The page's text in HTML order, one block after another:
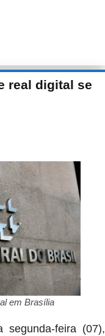
real digital se
em Brasília
segunda-feira (07),